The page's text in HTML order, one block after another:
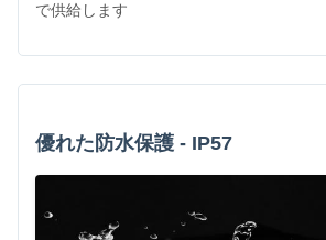
で供給します
優れた防水保護 - IP57